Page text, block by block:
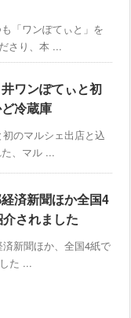
「ワンぽてぃと」を
さり、本 ...
ワンぽてぃと初
冷蔵庫
のマルシェ出店と込
、マル ...
済新聞ほか全国4
されました
済新聞ほか、全国4紙で
た ...